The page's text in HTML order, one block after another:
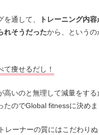
通して、
トレーニング内容
れそうだったから、という
て痩せるだし！
高いのと無理して減量をする
たのでGlobal fitnessに決めま
レーナーの質にはこだわり